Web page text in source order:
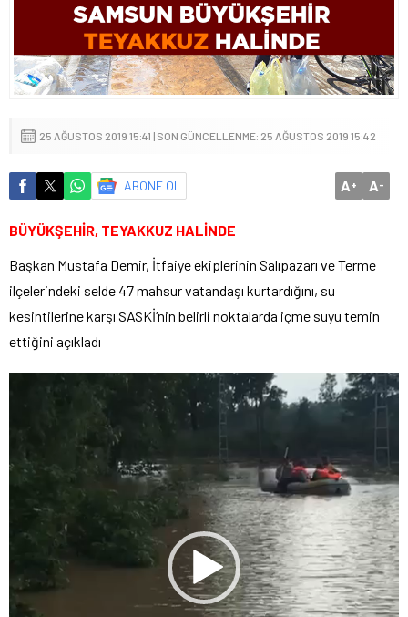
25 AĞUSTOS 2019 15:41 | SON GÜNCELLENME: 25 AĞUSTOS 2019 15:42
ABONE OL A+ A-
BÜYÜKŞEHİR, TEYAKKUZ HALİNDE
Başkan Mustafa Demir, İtfaiye ekiplerinin Salıpazarı ve Terme
ilçelerindeki selde 47 mahsur vatandaşı kurtardığını, su
kesintilerine karşı SASKİ’nin belirli noktalarda içme suyu temin
ettiğini açıkladı
oynatıcı